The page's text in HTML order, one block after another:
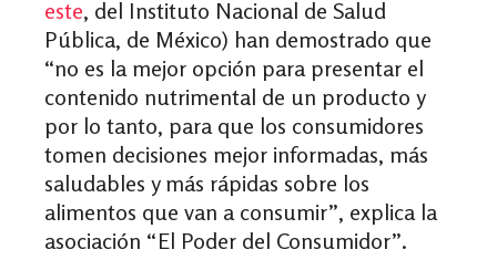
este, del Instituto Nacional de Salud
Pública, de México) han demostrado que
“no es la mejor opción para presentar el
contenido nutrimental de un producto y
por lo tanto, para que los consumidores
tomen decisiones mejor informadas, más
saludables y más rápidas sobre los
alimentos que van a consumir”, explica la
asociación “El Poder del Consumidor”.